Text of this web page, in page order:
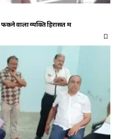
फेंकने वाला व्यक्ति हिरासत में